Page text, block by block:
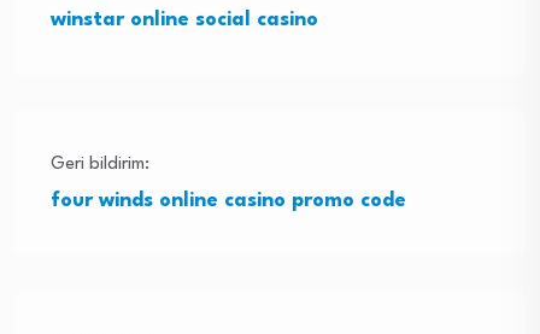
winstar online social casino
Geri bildirim:
four winds online casino promo code